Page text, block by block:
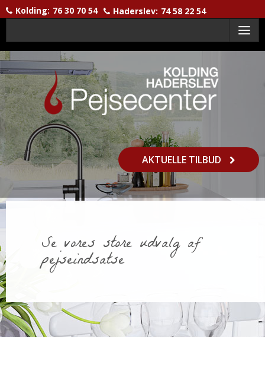
Kolding: 76 30 70 54 Haderslev: 74 58 22 54
Menu
AKTUELLE TILBUD
Se vores store udvalg af
pejseindsatse